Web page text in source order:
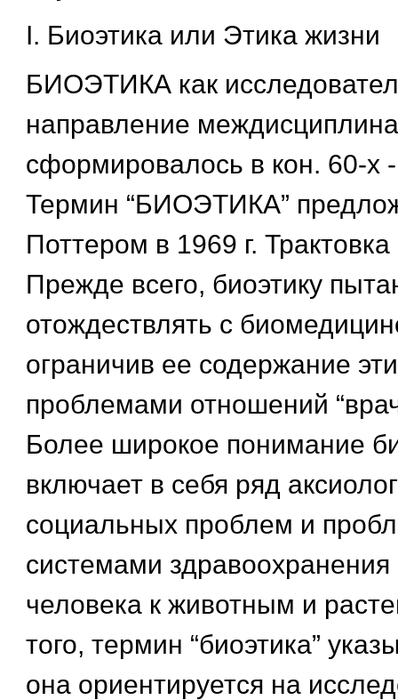
I. Биоэтика или Этика жизни
БИОЭТИКА как
направление
сформировалось в кон. 60-х -
Термин “БИОЭТИКА”
Поттером в 1969 г.
Прежде всего, биоэтику
отождествлять с
ограничив ее содержание
проблемами отношений
Более широкое понимание
включает в себя ряд
социальных проблем и
системами
человека к животным и
того, термин “биоэтика”
она ориентируется на